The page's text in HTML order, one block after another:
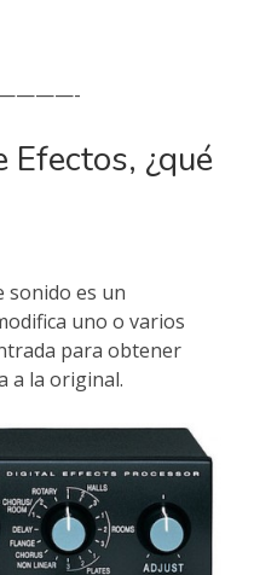
Efectos, ¿qué
sonido es un
uno o varios
para obtener
a la original.